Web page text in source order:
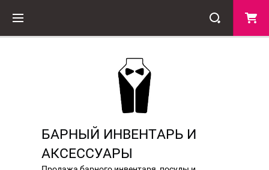
БАРНЫЙ ИНВЕНТАРЬ И
АКСЕССУАРЫ